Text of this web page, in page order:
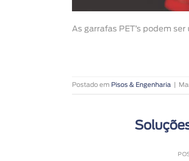
As garrafas PET’s podem
Postado em Pisos & Engenharia